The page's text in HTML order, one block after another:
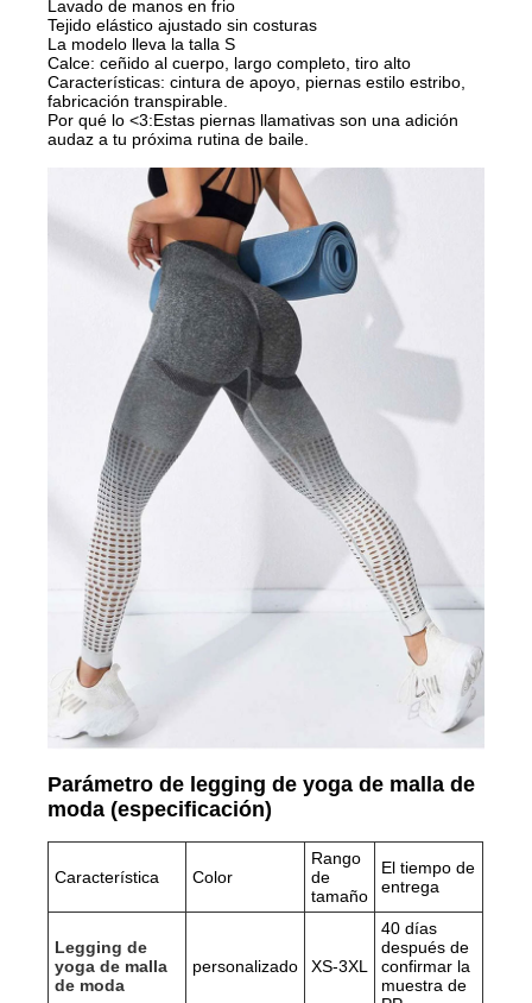
Lavado de manos en frio
Tejido elástico ajustado sin costuras
La modelo lleva la talla S
Calce: ceñido al cuerpo, largo completo, tiro alto
Características: cintura de apoyo, piernas estilo estribo,
fabricación transpirable.
Por qué lo <3:Estas piernas llamativas son una adición
audaz a tu próxima rutina de baile.
Parámetro de legging de yoga de malla de
moda (especificación)
Característica Color
Rango
de
tamaño
El tiempo de
entrega
Legging de
yoga de malla
de moda
personalizado XS-3XL
40 días
después de
confirmar la
muestra de